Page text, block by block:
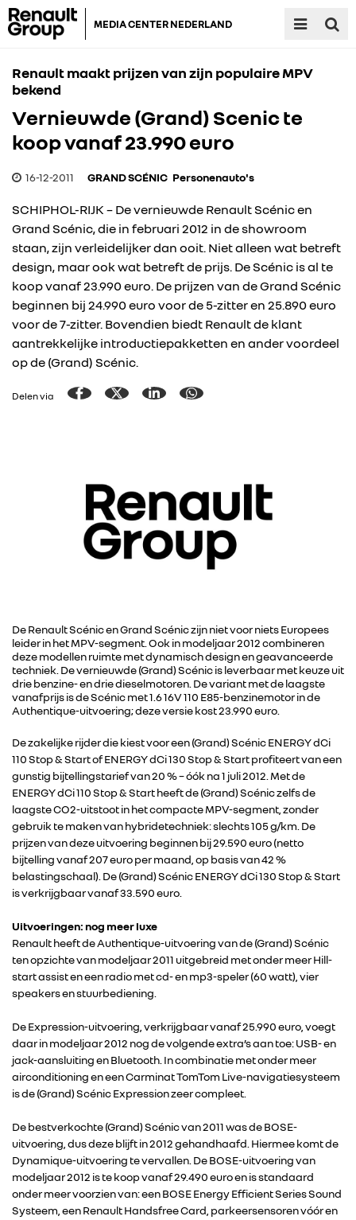
MEDIA CENTER NEDERLAND
Renault maakt prijzen van zijn populaire MPV
bekend
Vernieuwde (Grand) Scenic te
koop vanaf 23.990 euro
16-12-2011 GRAND SCÉNIC Personenauto's
SCHIPHOL-RIJK – De vernieuwde Renault Scénic en
Grand Scénic, die in februari 2012 in de showroom
staan, zijn verleidelijker dan ooit. Niet alleen wat betreft
design, maar ook wat betreft de prijs. De Scénic is al te
koop vanaf 23.990 euro. De prijzen van de Grand Scénic
beginnen bij 24.990 euro voor de 5-zitter en 25.890 euro
voor de 7-zitter. Bovendien biedt Renault de klant
aantrekkelijke introductiepakketten en ander voordeel
op de (Grand) Scénic.
Delen via
De Renault Scénic en Grand Scénic zijn niet voor niets Europees
leider in het MPV-segment. Ook in modeljaar 2012 combineren
deze modellen ruimte met dynamisch design en geavanceerde
techniek. De vernieuwde (Grand) Scénic is leverbaar met keuze uit
drie benzine- en drie dieselmotoren. De variant met de laagste
vanafprijs is de Scénic met 1.6 16V 110 E85-benzinemotor in de
Authentique-uitvoering; deze versie kost 23.990 euro.
De zakelijke rijder die kiest voor een (Grand) Scénic ENERGY dCi
110 Stop & Start of ENERGY dCi 130 Stop & Start profiteert van een
gunstig bijtellingstarief van 20 % – óók na 1 juli 2012. Met de
ENERGY dCi 110 Stop & Start heeft de (Grand) Scénic zelfs de
laagste CO2-uitstoot in het compacte MPV-segment, zonder
gebruik te maken van hybridetechniek: slechts 105 g/km. De
prijzen van deze uitvoering beginnen bij 29.590 euro (netto
bijtelling vanaf 207 euro per maand, op basis van 42 %
belastingschaal). De (Grand) Scénic ENERGY dCi 130 Stop & Start
is verkrijgbaar vanaf 33.590 euro.
Uitvoeringen: nog meer luxe
Renault heeft de Authentique-uitvoering van de (Grand) Scénic
ten opzichte van modeljaar 2011 uitgebreid met onder meer Hill-
start assist en een radio met cd- en mp3-speler (60 watt), vier
speakers en stuurbediening.
De Expression-uitvoering, verkrijgbaar vanaf 25.990 euro, voegt
daar in modeljaar 2012 nog de volgende extra’s aan toe: USB- en
jack-aansluiting en Bluetooth. In combinatie met onder meer
airconditioning en een Carminat TomTom Live-navigatiesysteem
is de (Grand) Scénic Expression zeer compleet.
De bestverkochte (Grand) Scénic van 2011 was de BOSE-
uitvoering, dus deze blijft in 2012 gehandhaafd. Hiermee komt de
Dynamique-uitvoering te vervallen. De BOSE-uitvoering van
modeljaar 2012 is te koop vanaf 29.490 euro en is standaard
onder meer voorzien van: een BOSE Energy Efficient Series Sound
Systeem, een Renault Handsfree Card, parkeersensoren vóór en